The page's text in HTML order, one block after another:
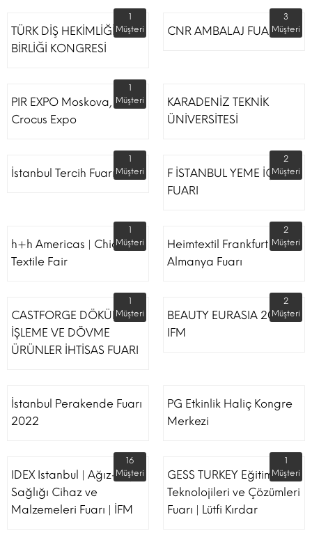
TÜRK DİŞ HEKİMLİĞİ
BİRLİĞİ KONGRESİ
1
Müşteri
CNR AMBALAJ FUARI
3
Müşteri
PIR EXPO Moskova,
Crocus Expo
1
Müşteri
KARADENİZ TEKNİK
ÜNİVERSİTESİ
İstanbul Tercih Fuarı
1
Müşteri
F İSTANBUL YEME İÇME
FUARI
2
Müşteri
h+h Americas | Chicago
Textile Fair
1
Müşteri
Heimtextil Frankfurt
Almanya Fuarı
2
Müşteri
CASTFORGE DÖKÜM,
İŞLEME VE DÖVME
ÜRÜNLER İHTİSAS FUARI
1
Müşteri
BEAUTY EURASIA 2022
IFM
2
Müşteri
İstanbul Perakende Fuarı
2022
PG Etkinlik Haliç Kongre
Merkezi
IDEX Istanbul | Ağız-Diş
Sağlığı Cihaz ve
Malzemeleri Fuarı | İFM
16
Müşteri
GESS TURKEY Eğitim
Teknolojileri ve Çözümleri
Fuarı | Lütfi Kırdar
1
Müşteri